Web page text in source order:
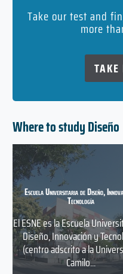
Take our test and
more
TAKE
Where to study Diseño
Escuela Universitaria de Diseño,
Tecnología
El ESNE es la Escuela
Diseño, Innovación y
(centro adscrito a la
Camilo...